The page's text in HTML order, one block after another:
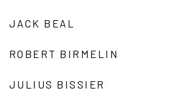
JACK BEAL
ROBERT BIRMELIN
JULIUS BISSIER